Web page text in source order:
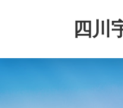
四川
公司